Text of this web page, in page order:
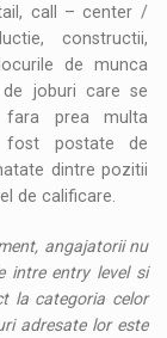
call – center /
constructii,
de munca
joburi care se
fara prea multa
fost postate de
dintre pozitii
de calificare.
angajatorii nu
intre entry level si
la categoria celor
adresate lor este